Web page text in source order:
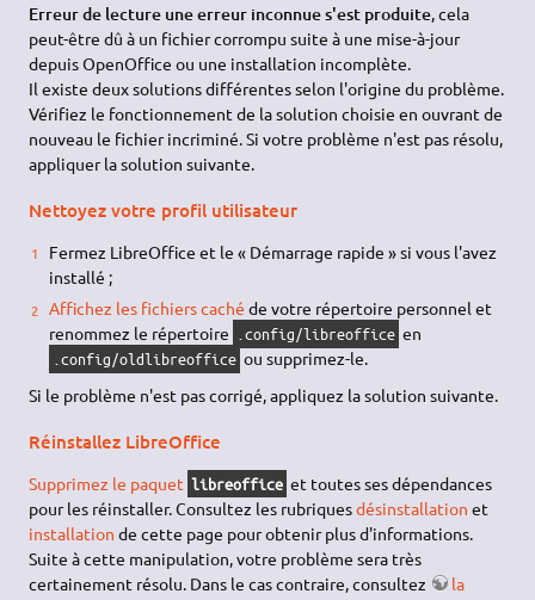
Erreur de lecture une erreur inconnue s'est produite, cela
peut-être dû à un fichier corrompu suite à une mise-à-jour
depuis OpenOffice ou une installation incomplète.
Il existe deux solutions différentes selon l'origine du problème.
Vérifiez le fonctionnement de la solution choisie en ouvrant de
nouveau le fichier incriminé. Si votre problème n'est pas résolu,
appliquer la solution suivante.
Nettoyez votre profil utilisateur
Fermez LibreOffice et le « Démarrage rapide » si vous l'avez
installé ;
Affichez les fichiers caché de votre répertoire personnel et
renommez le répertoire .config/libreoffice en
.config/oldlibreoffice ou supprimez-le.
Si le problème n'est pas corrigé, appliquez la solution suivante.
Réinstallez LibreOffice
Supprimez le paquet libreoffice et toutes ses dépendances
pour les réinstaller. Consultez les rubriquesdésinstallation et
installation de cette page pour obtenir plus d'informations.
Suite à cette manipulation, votre problème sera très
certainement résolu. Dans le cas contraire, consultez
la